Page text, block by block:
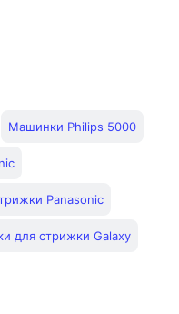
Машинки Philips 5000
Panasonic
для стрижки Galaxy